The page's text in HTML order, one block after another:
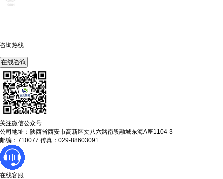
咨询热线
在线咨询
关注微信公众号
公司地址：陕西省西安市高新区丈八六路南段融城东海A座1104-3
邮编：710077 传真：029-88603091
在线客服